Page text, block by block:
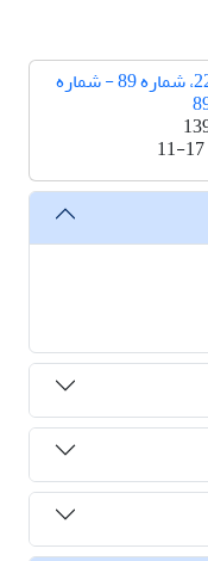
دوره 22، شماره 89 - شماره
11-17